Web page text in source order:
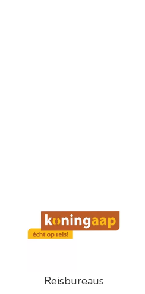
Reisbureaus